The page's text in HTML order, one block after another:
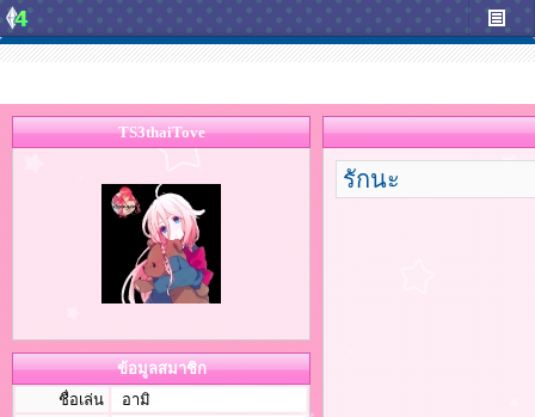
TS3thaiTove
ข้อมูลสมาชิก
ชื่อเล่น
อามิ
รักนะ